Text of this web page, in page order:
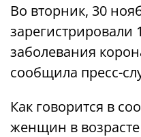
Во вторник, 30
зарегистрировали
заболевания
сообщила пресс-
Как говорится в
женщин в возрасте